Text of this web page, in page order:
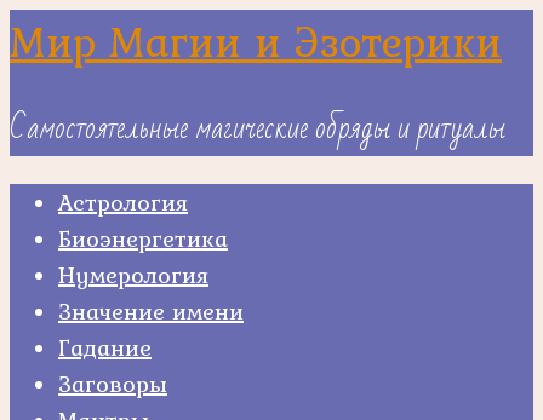
Skip
to
Мир Магии и Эзотерики
Самостоятельные магические обряды и ритуалы
Астрология
Биоэнергетика
Нумерология
Значение имени
Гадание
Заговоры